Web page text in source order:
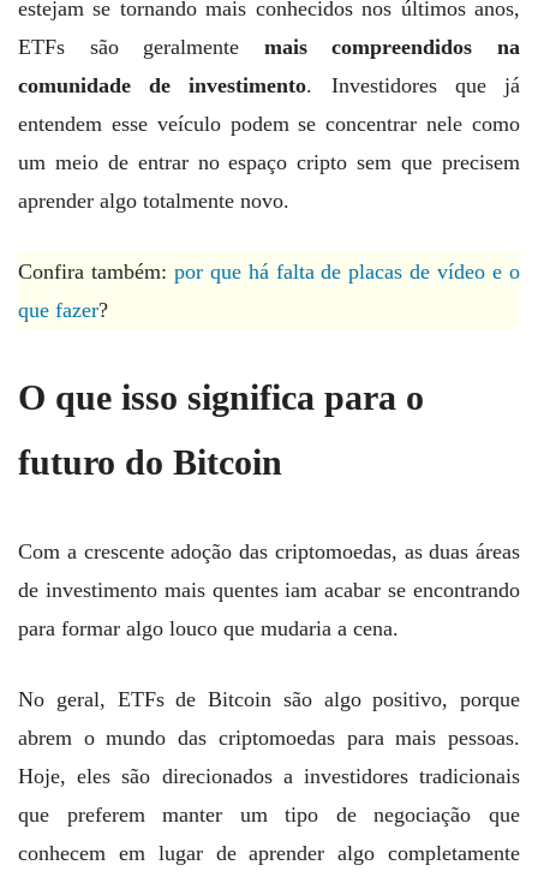
estejam se tornando mais conhecidos nos últimos anos,
ETFs são geralmente mais compreendidos na
comunidade de investimento. Investidores que já
entendem esse veículo podem se concentrar nele como
um meio de entrar no espaço cripto sem que precisem
aprender algo totalmente novo.
Confira também: por que há falta de placas de vídeo e o
que fazer?
O que isso significa para o
futuro do Bitcoin
Com a crescente adoção das criptomoedas, as duas áreas
de investimento mais quentes iam acabar se encontrando
para formar algo louco que mudaria a cena.
No geral, ETFs de Bitcoin são algo positivo, porque
abrem o mundo das criptomoedas para mais pessoas.
Hoje, eles são direcionados a investidores tradicionais
que preferem manter um tipo de negociação que
conhecem em lugar de aprender algo completamente